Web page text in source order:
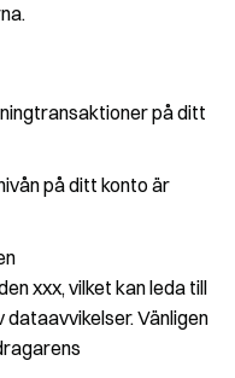
på ditt
på ditt konto är
xxx, vilket kan leda till
Vänligen